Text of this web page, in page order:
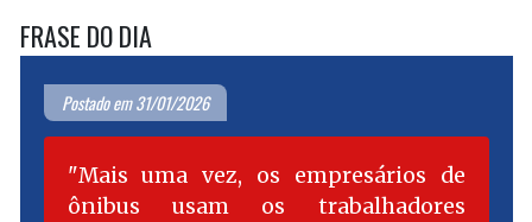
FRASE DO DIA
Postado em 31/01/2026
Mais uma vez, os empresários de
ônibus usam os trabalhadores